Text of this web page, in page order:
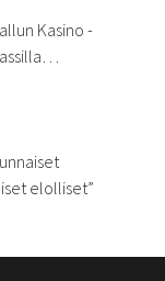
Kasino -
elolliset”